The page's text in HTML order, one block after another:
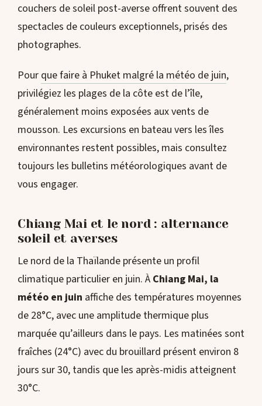
couchers de soleil post-averse offrent souvent des
spectacles de couleurs exceptionnels, prisés des
photographes.
Pour que faire à Phuket malgré la météo de juin,
privilégiez les plages de la côte est de l’île,
généralement moins exposées aux vents de
mousson. Les excursions en bateau vers les îles
environnantes restent possibles, mais consultez
toujours les bulletins météorologiques avant de
vous engager.
Chiang Mai et le nord : alternance
soleil et averses
Le nord de la Thaïlande présente un profil
climatique particulier en juin. À Chiang Mai, la
météo en juin affiche des températures moyennes
de 28°C, avec une amplitude thermique plus
marquée qu’ailleurs dans le pays. Les matinées sont
fraîches (24°C) avec du brouillard présent environ 8
jours sur 30, tandis que les après-midis atteignent
30°C.